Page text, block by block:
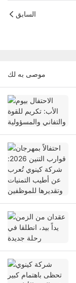
السابق
موصى به لك